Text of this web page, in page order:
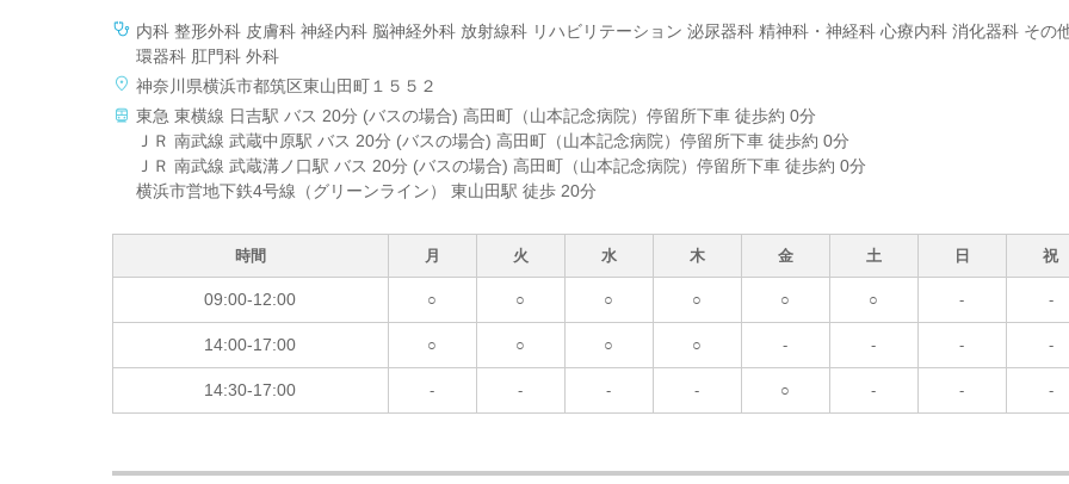
内科 整形外科 皮膚科 神経内科 脳神経外科 放射線科 リハビリテーション 泌尿器科 精神科・神経科 心療内科 消化器科 その
環器科 肛門科 外科
神奈川県横浜市都筑区東山田町１５５２
東急 東横線 日吉駅 バス 20分 (バスの場合) 高田町（山本記念病院）停留所下車 徒歩約 0分
ＪＲ 南武線 武蔵中原駅 バス 20分 (バスの場合) 高田町（山本記念病院）停留所下車 徒歩約 0分
ＪＲ 南武線 武蔵溝ノ口駅 バス 20分 (バスの場合) 高田町（山本記念病院）停留所下車 徒歩約 0分
横浜市営地下鉄4号線（グリーンライン） 東山田駅 徒歩 20分
時間 月 火 水 木 金 土 日 祝
09:00-12:00 ○ ○ ○ ○ ○ ○ - -
14:00-17:00 ○ ○ ○ ○ - - - -
14:30-17:00 - - - - ○ - - -